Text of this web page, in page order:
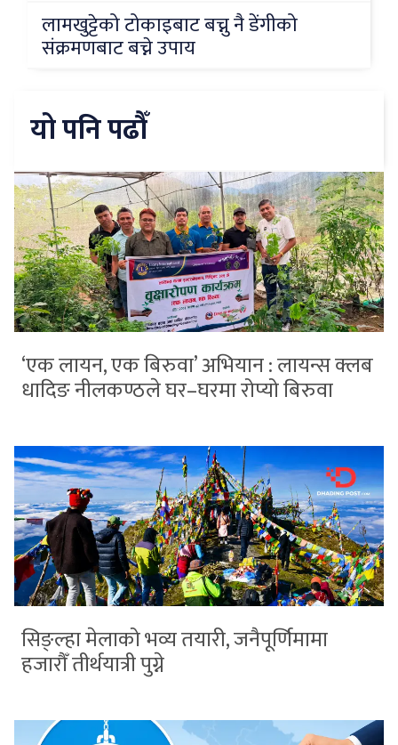
लामखुट्टेको टोकाइबाट बच्नु नै डेंगीको
संक्रमणबाट बच्ने उपाय
यो पनि पढौँ
‘एक लायन, एक बिरुवा’ अभियान : लायन्स क्लब
धादिङ नीलकण्ठले घर–घरमा रोप्यो बिरुवा
सिङ्ल्हा मेलाको भव्य तयारी, जनैपूर्णिमामा
हजारौँ तीर्थयात्री पुग्ने